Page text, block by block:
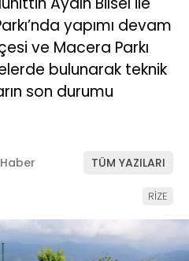
yapımı devam
ve Macera Parkı
bulunarak teknik
son durumu
TÜM YAZILARI
RİZE